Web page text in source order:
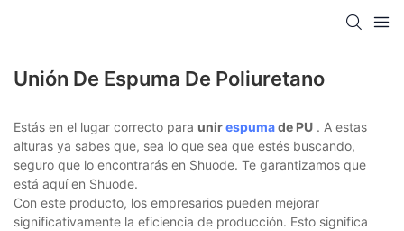
Unión De Espuma De Poliuretano
Estás en el lugar correcto para unirespumade PU . A estas
alturas ya sabes que, sea lo que sea que estés buscando,
seguro que lo encontrarás en Shuode. Te garantizamos que
está aquí en Shuode.
Con este producto, los empresarios pueden mejorar
significativamente la eficiencia de producción. Esto significa